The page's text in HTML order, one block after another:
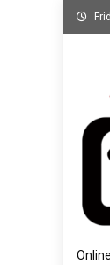
Skip
to